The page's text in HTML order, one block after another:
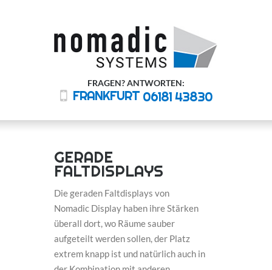
FRAGEN? ANTWORTEN:
FRANKFURT06181 43830
GERADE
FALTDISPLAYS
Die geraden Faltdisplays von
Nomadic Display haben ihre Stärken
überall dort, wo Räume sauber
aufgeteilt werden sollen, der Platz
extrem knapp ist und natürlich auch in